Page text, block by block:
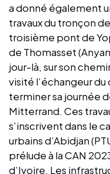
a donné également
travaux du tronçon
troisième pont de
de Thomasset
jour-là, sur son
visité l’échangeur
terminer sa journée
Mitterrand. Ces
s’inscrivent dans le
urbains d’Abidjan
prélude à la CAN
d’Ivoire. Les